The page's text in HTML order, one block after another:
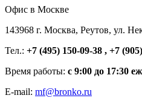
Офис в Москве
143968 г. Москва, Реутов, ул.
Тел.: +7 (495) 150-09-38 , +7
Время работы: с 9:00 до 17:30
E-mail: mf@bronko.ru